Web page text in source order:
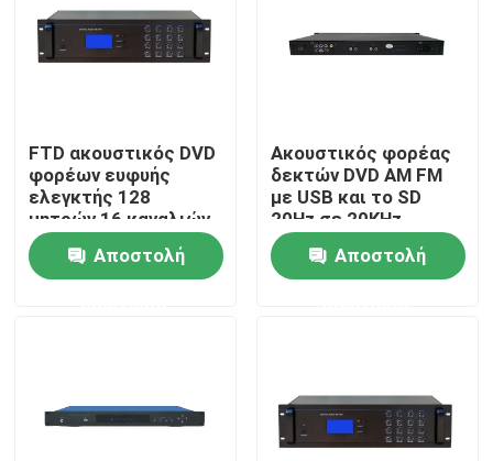
Περίπου εμείς
Ποιοτικός έλεγχος
Μας ελάτε σε επαφή με
FTD ακουστικός DVD
φορέων ευφυής
ελεγκτής 128
μητρών 16 καναλιών
ακουστικός ζώνες
Αποστολή
Ακουστικός φορέας
δεκτών DVD AM FM
με USB και το SD
20Hz σε 20KHz
Αποστολή